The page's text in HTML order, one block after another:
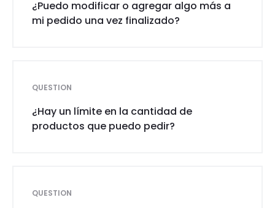
¿Puedo modificar o agregar algo más a
mi pedido una vez finalizado?
QUESTION
¿Hay un límite en la cantidad de
productos que puedo pedir?
QUESTION